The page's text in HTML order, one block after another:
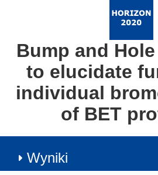
Bump and
to elucidate
individual
of BET
Wyniki